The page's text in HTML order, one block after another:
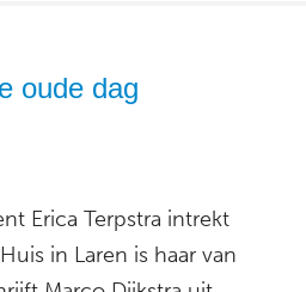
oude dag
Erica Terpstra intrekt
in Laren is haar van